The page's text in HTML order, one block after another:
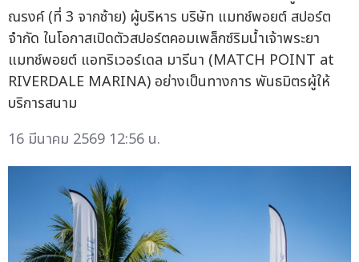
ณรงค์ (ที่ 3 จากซ้าย) ผู้บริหาร บริษัท แมทช์พอยต์ สปอร์ต
จำกัด ในโอกาสเปิดตัวสปอร์ตคอมเพล็กซ์ริมน้ำเจ้าพระยา
แมทช์พอยต์ แอทริเวอร์เดล มารีนา (MATCH POINT at
RIVERDALE MARINA) อย่างเป็นทางการ พันธมิตรผู้ให้
บริการสนาม
16 มีนาคม 2569 12:56 น.